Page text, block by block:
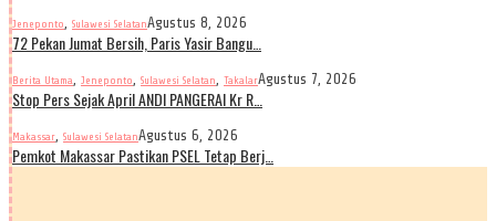
Jeneponto, Sulawesi SelatanAgustus 8, 2026
72 Pekan Jumat Bersih, Paris Yasir Bangu…
Berita Utama, Jeneponto, Sulawesi Selatan, TakalarAgustus 7, 2026
Stop Pers Sejak April ANDI PANGERAI Kr R…
Makassar, Sulawesi SelatanAgustus 6, 2026
Pemkot Makassar Pastikan PSEL Tetap Berj…